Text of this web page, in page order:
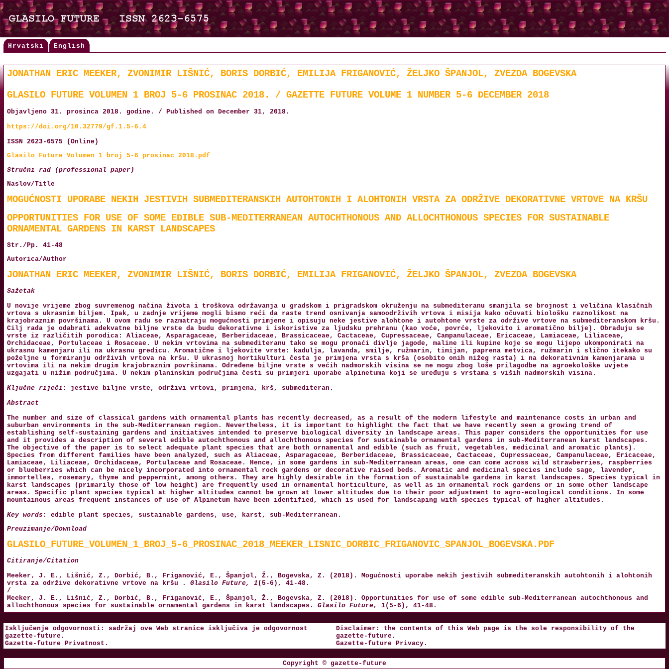
Hrvatski English
JONATHAN ERIC MEEKER, ZVONIMIR LIŠNIĆ, BORIS DORBIĆ, EMILIJA FRIGANOVIĆ, ŽELJKO ŠPANJOL, ZVEZDA BOGEVSKA
GLASILO FUTURE VOLUMEN 1 BROJ 5-6 PROSINAC 2018. / GAZETTE FUTURE VOLUME 1 NUMBER 5-6 DECEMBER 2018
Objavljeno 31. prosinca 2018. godine. / Published on December 31, 2018.
https://doi.org/10.32779/gf.1.5-6.4
ISSN 2623-6575 (Online)
Glasilo_Future_Volumen_1_broj_5-6_prosinac_2018.pdf
Stručni rad (professional paper)
Naslov/Title
MOGUĆNOSTI UPORABE NEKIH JESTIVIH SUBMEDITERANSKIH AUTOHTONIH I ALOHTONIH VRSTA ZA ODRŽIVE DEKORATIVNE VRTOVE NA KRŠU
OPPORTUNITIES FOR USE OF SOME EDIBLE SUB-MEDITERRANEAN AUTOCHTHONOUS AND ALLOCHTHONOUS SPECIES FOR SUSTAINABLE
ORNAMENTAL GARDENS IN KARST LANDSCAPES
Str./Pp. 41-48
Autorica/Author
JONATHAN ERIC MEEKER, ZVONIMIR LIŠNIĆ, BORIS DORBIĆ, EMILIJA FRIGANOVIĆ, ŽELJKO ŠPANJOL, ZVEZDA BOGEVSKA
Sažetak
U novije vrijeme zbog suvremenog načina života i troškova održavanja u gradskom i prigradskom okruženju na submediteranu smanjila se brojnost i veličina klasičnih
vrtova s ukrasnim biljem. Ipak, u zadnje vrijeme mogli bismo reći da raste trend osnivanja samoodrživih vrtova i misija kako očuvati biološku raznolikost na
krajobraznim površinama. U ovom radu se razmatraju mogućnosti primjene i opisuju neke jestive alohtone i autohtone vrste za održive vrtove na submediteranskom kršu.
Cilj rada je odabrati adekvatne biljne vrste da budu dekorativne i iskoristive za ljudsku prehranu (kao voće, povrće, ljekovito i aromatično bilje). Obrađuju se
vrste iz različitih porodica: Aliaceae, Asparagaceae, Berberidaceae, Brassicaceae, Cactaceae, Cupressaceae, Campanulaceae, Ericaceae, Lamiaceae, Liliaceae,
Orchidaceae, Portulaceae i Rosaceae. U nekim vrtovima na submediteranu tako se mogu pronaći divlje jagode, maline ili kupine koje se mogu lijepo ukomponirati na
ukrasnu kamenjaru ili na ukrasnu gredicu. Aromatične i ljekovite vrste: kadulja, lavanda, smilje, ružmarin, timijan, paprena metvica, ružmarin i slično itekako su
poželjne u formiranju održivih vrtova na kršu. U ukrasnoj hortikulturi česta je primjena vrsta s krša (osobito onih nižeg rasta) i na dekorativnim kamenjarama u
vrtovima ili na nekim drugim krajobraznim površinama. Određene biljne vrste s većih nadmorskih visina se ne mogu zbog loše prilagodbe na agroekološke uvjete
uzgajati u nižim područjima. U nekim planinskim područjima česti su primjeri uporabe alpinetuma koji se uređuju s vrstama s viših nadmorskih visina.
Ključne riječi : jestive biljne vrste, održivi vrtovi, primjena, krš, submediteran.
Abstract
The number and size of classical gardens with ornamental plants has recently decreased, as a result of the modern lifestyle and maintenance costs in urban and
suburban environments in the sub-Mediterranean region. Nevertheless, it is important to highlight the fact that we have recently seen a growing trend of
establishing self-sustaining gardens and initiatives intended to preserve biological diversity in landscape areas. This paper considers the opportunities for use
and it provides a description of several edible autochthonous and allochthonous species for sustainable ornamental gardens in sub-Mediterranean karst landscapes.
The objective of the paper is to select adequate plant species that are both ornamental and edible (such as fruit, vegetables, medicinal and aromatic plants).
Species from different families have been analyzed, such as Aliaceae, Asparagaceae, Berberidaceae, Brassicaceae, Cactaceae, Cupressaceae, Campanulaceae, Ericaceae,
Lamiaceae, Liliaceae, Orchidaceae, Portulaceae and Rosaceae. Hence, in some gardens in sub-Mediterranean areas, one can come across wild strawberries, raspberries
or blueberries which can be nicely incorporated into ornamental rock gardens or decorative raised beds. Aromatic and medicinal species include sage, lavender,
immortelles, rosemary, thyme and peppermint, among others. They are highly desirable in the formation of sustainable gardens in karst landscapes. Species typical in
karst landscapes (primarily those of low height) are frequently used in ornamental horticulture, as well as in ornamental rock gardens or in some other landscape
areas. Specific plant species typical at higher altitudes cannot be grown at lower altitudes due to their poor adjustment to agro-ecological conditions. In some
mountainous areas frequent instances of use of Alpinetum have been identified, which is used for landscaping with species typical of higher altitudes.
Key words : edible plant species, sustainable gardens, use, karst, sub-Mediterranean.
Preuzimanje/Download
GLASILO_FUTURE_VOLUMEN_1_BROJ_5-6_PROSINAC_2018_MEEKER_LISNIC_DORBIC_FRIGANOVIC_SPANJOL_BOGEVSKA.PDF
Citiranje/Citation
Meeker, J. E., Lišnić, Z., Dorbić, B., Friganović, E., Španjol, Ž., Bogevska, Z. (2018). Mogućnosti uporabe nekih jestivih submediteranskih autohtonih i alohtonih
vrsta za održive dekorativne vrtove na kršu . Glasilo Future, 1 (5-6), 41-48.
/
Meeker, J. E., Lišnić, Z., Dorbić, B., Friganović, E., Španjol, Ž., Bogevska, Z. (2018). Opportunities for use of some edible sub-Mediterranean autochthonous and
allochthonous species for sustainable ornamental gardens in karst landscapes. Glasilo Future, 1 (5-6), 41-48.
Isključenje odgovornosti: sadržaj ove Web stranice isključiva je odgovornost
gazette-future .
Gazette-future Privatnost .
Disclaimer: the contents of this Web page is the sole responsibility of the
gazette-future .
Gazette-future Privacy .
Copyright © gazette-future